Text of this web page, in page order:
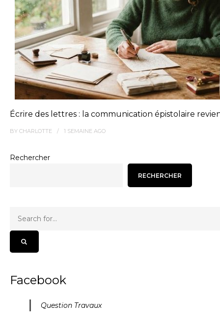
Écrire des lettres : la communication épistolaire
BY CHARLOTTE 1 SEMAINE AGO
Rechercher
RECHERCHER
Facebook
Question Travaux